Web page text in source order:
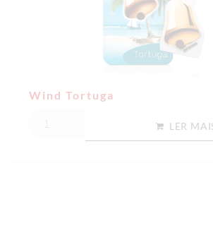
Wind Tortuga
LER